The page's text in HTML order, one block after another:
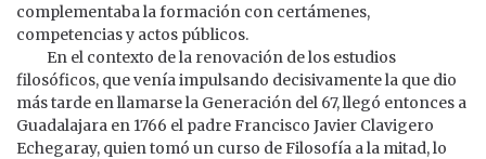
complementaba la formación con certámenes,
competencias y actos públicos.
En el contexto de la renovación de los estudios
filosóficos, que venía impulsando decisivamente la que dio
más tarde en llamarse la Generación del 67, llegó entonces a
Guadalajara en 1766 el padre Francisco Javier Clavigero
Echegaray, quien tomó un curso de Filosofía a la mitad, lo